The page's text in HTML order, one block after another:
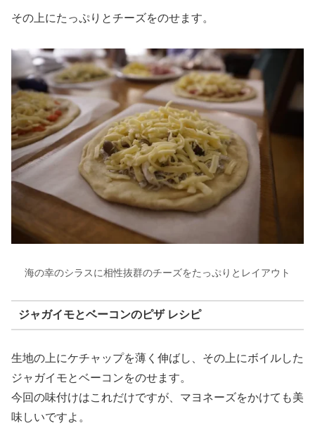
その上にたっぷりとチーズをのせます。
海の幸のシラスに相性抜群のチーズをたっぷりとレイアウト
ジャガイモとベーコンのピザ レシピ
生地の上にケチャップを薄く伸ばし、その上にボイルした
ジャガイモとベーコンをのせます。
今回の味付けはこれだけですが、マヨネーズをかけても美
味しいですよ。